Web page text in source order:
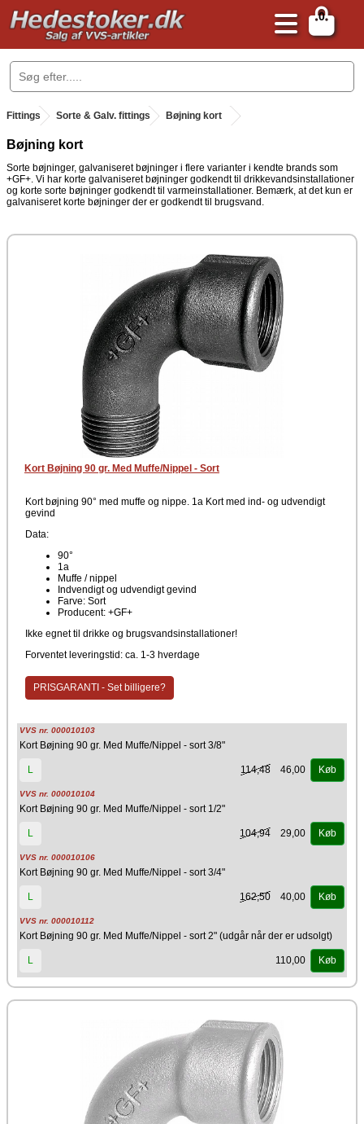
0
.
Fittings . Sorte & Galv. fittings . Bøjning kort
Bøjning kort
Sorte bøjninger, galvaniseret bøjninger i flere varianter i kendte brands som
+GF+. Vi har korte galvaniseret bøjninger godkendt til drikkevandsinstallationer
og korte sorte bøjninger godkendt til varmeinstallationer. Bemærk, at det kun er
galvaniseret korte bøjninger der er godkendt til brugsvand.
Kort Bøjning 90 gr. Med Muffe/Nippel - Sort
Kort bøjning 90° med muffe og nippe. 1a Kort med ind- og udvendigt
gevind
Data:
90°
1a
Muffe / nippel
Indvendigt og udvendigt gevind
Farve: Sort
Producent: +GF+
Ikke egnet til drikke og brugsvandsinstallationer!
Forventet leveringstid: ca. 1-3 hverdage
PRISGARANTI - Set billigere?
VVS nr. 000010103
Kort Bøjning 90 gr. Med Muffe/Nippel - sort 3/8"
L 114,48 46,00 Køb
VVS nr. 000010104
Kort Bøjning 90 gr. Med Muffe/Nippel - sort 1/2"
L 104,94 29,00 Køb
VVS nr. 000010106
Kort Bøjning 90 gr. Med Muffe/Nippel - sort 3/4"
L 162,50 40,00 Køb
VVS nr. 000010112
Kort Bøjning 90 gr. Med Muffe/Nippel - sort 2" (udgår når der er udsolgt)
L 110,00 Køb